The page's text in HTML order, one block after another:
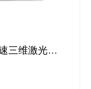
三维激光扫